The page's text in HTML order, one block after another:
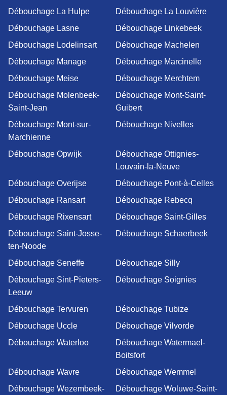
Débouchage La Hulpe
Débouchage La Louvière
Débouchage Lasne
Débouchage Linkebeek
Débouchage Lodelinsart
Débouchage Machelen
Débouchage Manage
Débouchage Marcinelle
Débouchage Meise
Débouchage Merchtem
Débouchage Molenbeek-
Saint-Jean
Débouchage Mont-Saint-
Guibert
Débouchage Mont-sur-
Marchienne
Débouchage Nivelles
Débouchage Opwijk
Débouchage Ottignies-
Louvain-la-Neuve
Débouchage Overijse
Débouchage Pont-à-Celles
Débouchage Ransart
Débouchage Rebecq
Débouchage Rixensart
Débouchage Saint-Gilles
Débouchage Saint-Josse-
ten-Noode
Débouchage Schaerbeek
Débouchage Seneffe
Débouchage Silly
Débouchage Sint-Pieters-
Leeuw
Débouchage Soignies
Débouchage Tervuren
Débouchage Tubize
Débouchage Uccle
Débouchage Vilvorde
Débouchage Waterloo
Débouchage Watermael-
Boitsfort
Débouchage Wavre
Débouchage Wemmel
Débouchage Wezembeek-
Débouchage Woluwe-Saint-